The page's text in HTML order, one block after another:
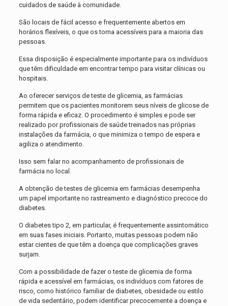
cuidados de saúde à comunidade.
São locais de fácil acesso e frequentemente abertos em
horários flexíveis, o que os torna acessíveis para a maioria das
pessoas.
Essa disposição é especialmente importante para os indivíduos
que têm dificuldade em encontrar tempo para visitar clínicas ou
hospitais.
Ao oferecer serviços de teste de glicemia, as farmácias
permitem que os pacientes monitorem seus níveis de glicose de
forma rápida e eficaz. O procedimento é simples e pode ser
realizado por profissionais de saúde treinados nas próprias
instalações da farmácia, o que minimiza o tempo de espera e
agiliza o atendimento.
Isso sem falar no acompanhamento de profissionais de
farmácia no local.
A obtenção de testes de glicemia em farmácias desempenha
um papel importante no rastreamento e diagnóstico precoce do
diabetes.
O diabetes tipo 2, em particular, é frequentemente assintomático
em suas fases iniciais. Portanto, muitas pessoas podem não
estar cientes de que têm a doença que complicações graves
surjam.
Com a possibilidade de fazer o teste de glicemia de forma
rápida e acessível em farmácias, os indivíduos com fatores de
risco, como histórico familiar de diabetes, obesidade ou estilo
de vida sedentário, podem identificar precocemente a doença e